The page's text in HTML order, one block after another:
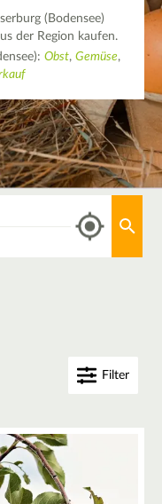
(Bodensee)
der Region kaufen.
Obst, Gemüse,
Filter